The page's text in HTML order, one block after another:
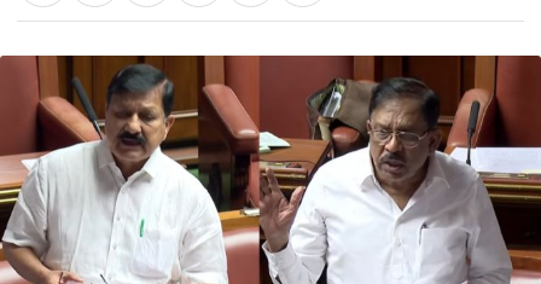
a
t
p
c
e
o
l
e
a
ಕ್
h
a
r
e